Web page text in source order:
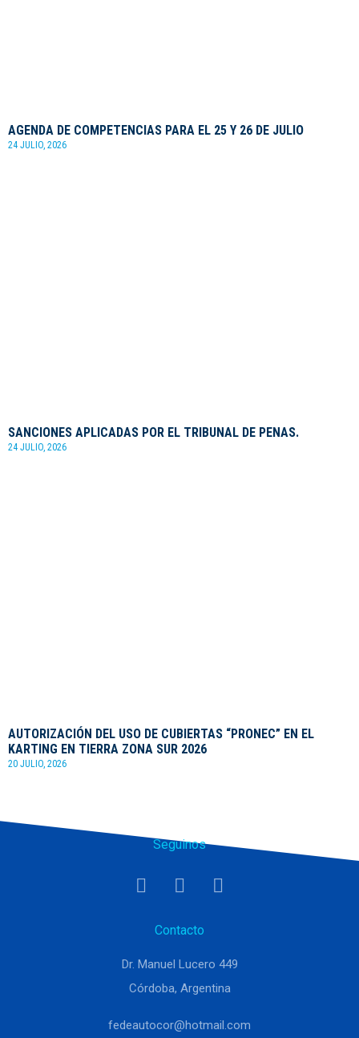
AGENDA DE COMPETENCIAS PARA EL 25 Y 26 DE JULIO
24 JULIO, 2026
SANCIONES APLICADAS POR EL TRIBUNAL DE PENAS.
24 JULIO, 2026
AUTORIZACIÓN DEL USO DE CUBIERTAS “PRONEC” EN EL
KARTING EN TIERRA ZONA SUR 2026
20 JULIO, 2026
Seguinos
Contacto
Dr. Manuel Lucero 449
Córdoba, Argentina
fedeautocor@hotmail.com